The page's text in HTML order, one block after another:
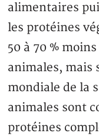
alimentaires
les protéines
50 à 70 %
animales, mais
mondiale de la
animales sont
protéines